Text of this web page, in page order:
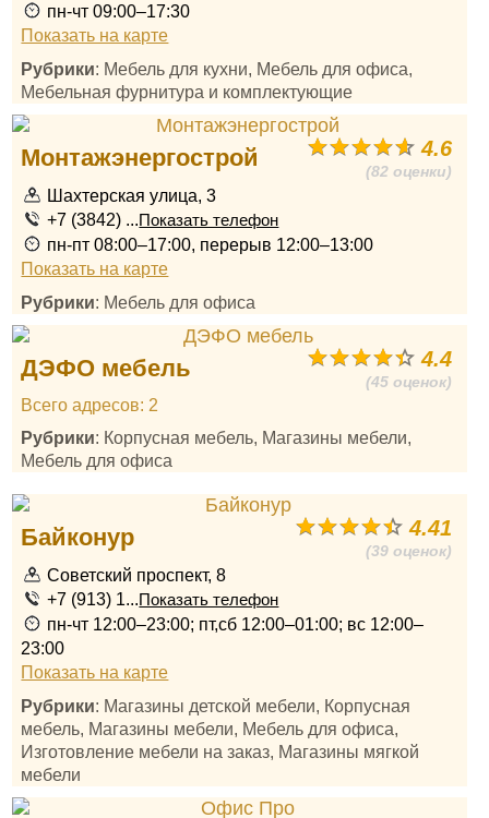
пн-чт 09:00–17:30
Показать на карте
Рубрики: Мебель для кухни, Мебель для офиса,
Мебельная фурнитура и комплектующие
4.6
(82 оценки)
Монтажэнергострой
Шахтерская улица, 3
+7 (3842) ...Показать телефон
пн-пт 08:00–17:00, перерыв 12:00–13:00
Показать на карте
Рубрики: Мебель для офиса
4.4
(45 оценок)
ДЭФО мебель
Всего адресов: 2
Рубрики: Корпусная мебель, Магазины мебели,
Мебель для офиса
4.41
(39 оценок)
Байконур
Советский проспект, 8
+7 (913) 1...Показать телефон
пн-чт 12:00–23:00; пт,сб 12:00–01:00; вс 12:00–
23:00
Показать на карте
Рубрики: Магазины детской мебели, Корпусная
мебель, Магазины мебели, Мебель для офиса,
Изготовление мебели на заказ, Магазины мягкой
мебели